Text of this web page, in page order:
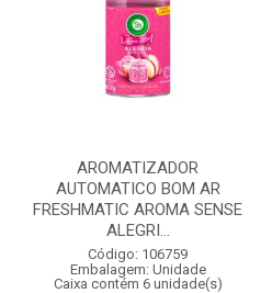
AROMATIZADOR
AUTOMATICO BOM AR
FRESHMATIC AROMA SENSE
ALEGRI...
Código: 106759
Embalagem: Unidade
Caixa contém 6 unidade(s)